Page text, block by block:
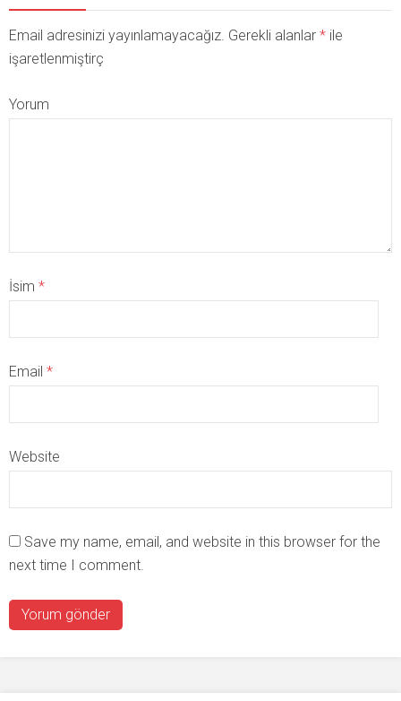
Email adresinizi yayınlamayacağız. Gerekli alanlar * ile
işaretlenmiştirç
Yorum
İsim *
Email *
Website
Save my name, email, and website in this browser for the
next time I comment.